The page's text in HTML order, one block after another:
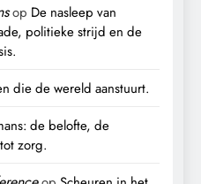
op De nasleep van
politieke strijd en de
die de wereld aanstuurt.
de belofte, de
zorg.